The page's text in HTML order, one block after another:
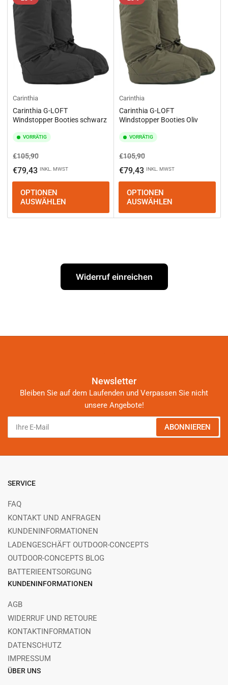
Carinthia
Carinthia G-LOFT
Windstopper Booties schwarz
VORRÄTIG
Normaler
Preis
€105,90Ausverkaufspreis
€79,43 INKL. MWST
OPTIONEN
AUSWÄHLEN
Carinthia
Carinthia G-LOFT
Windstopper Booties Oliv
VORRÄTIG
Normaler
Preis
€105,90Ausverkaufspreis
€79,43 INKL. MWST
OPTIONEN
AUSWÄHLEN
Widerruf einreichen
Newsletter
Bleiben Sie auf dem Laufenden und Verpassen Sie nicht
unsere Angebote!
Ihre
Mail
ABONNIEREN
SERVICE
FAQ
KONTAKT UND ANFRAGEN
KUNDENINFORMATIONEN
LADENGESCHÄFT OUTDOOR-CONCEPTS
OUTDOOR-CONCEPTS BLOG
BATTERIEENTSORGUNG
KUNDENINFORMATIONEN
AGB
WIDERRUF UND RETOURE
KONTAKTINFORMATION
DATENSCHUTZ
IMPRESSUM
ÜBER UNS